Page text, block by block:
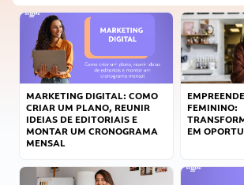
MARKETING DIGITAL: COMO
CRIAR UM PLANO, REUNIR
IDEIAS DE EDITORIAIS E
MONTAR UM CRONOGRAMA
MENSAL
FEMININO:
EM